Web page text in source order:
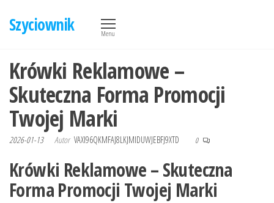
Szyciownik Menu
Krówki Reklamowe –
Skuteczna Forma Promocji
Twojej Marki
2026-01-13 Autor VAXI96QKMFAJ8LKJMIDUWJEBFJ9XTD 0
Krówki Reklamowe – Skuteczna
Forma Promocji Twojej Marki